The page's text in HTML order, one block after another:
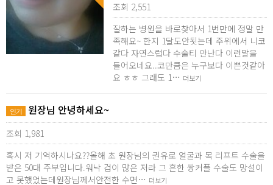
조회 2,551
잘하는 병원을 바로찾아서 1번만에 정말 만
족해요~ 한지 1달도안됫는데 주위에서 니코
같다 자연스럽다 수술티 안난다 이런말을
들어오네요..코만큼은 누구보다 이쁜것같아
요 ㅎㅎ 그래도 1… 더보기
인기 원장님 안녕하세요~
조회 1,981
혹시 저 기억하시나요??올해 초 원장님의 권유로 얼굴과 목 리프트 수술을
받은 50대 주부입니다.워낙 겁이 많은 저라 그 흔한 쌍커플 수술도 망설이
고 못했었는데원장님께서안전한 수면… 더보기